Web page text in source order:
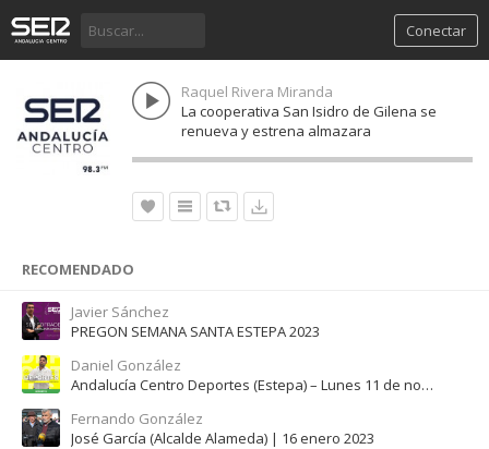
Conectar
Raquel Rivera Miranda
La cooperativa San Isidro de Gilena se
renueva y estrena almazara
RECOMENDADO
Javier Sánchez
PREGON SEMANA SANTA ESTEPA 2023
Daniel González
Andalucía Centro Deportes (Estepa) – Lunes 11 de noviembre de 2024
Fernando González
José García (Alcalde Alameda) | 16 enero 2023